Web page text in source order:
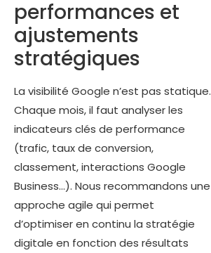
performances et
ajustements
stratégiques
La visibilité Google n’est pas statique.
Chaque mois, il faut analyser les
indicateurs clés de performance
(trafic, taux de conversion,
classement, interactions Google
Business…). Nous recommandons une
approche agile qui permet
d’optimiser en continu la stratégie
digitale en fonction des résultats